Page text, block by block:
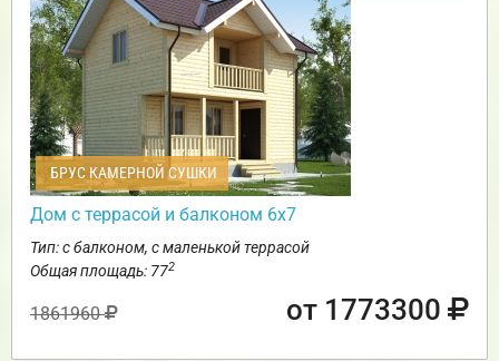
БРУС КАМЕРНОЙ СУШКИ
Дом с террасой и балконом 6х7
Тип: с балконом, с маленькой террасой
Общая площадь: 772
1861960 от 1773300